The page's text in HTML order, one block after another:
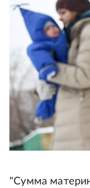
"Сумма